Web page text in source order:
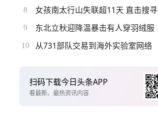
8 女孩南太行山失联超11天 直击搜寻
9 东北立秋迎降温暴击有人穿羽绒服
10 从731部队交易到海外实验室网络
扫码下载今日头条APP
看最新、最热资讯内容